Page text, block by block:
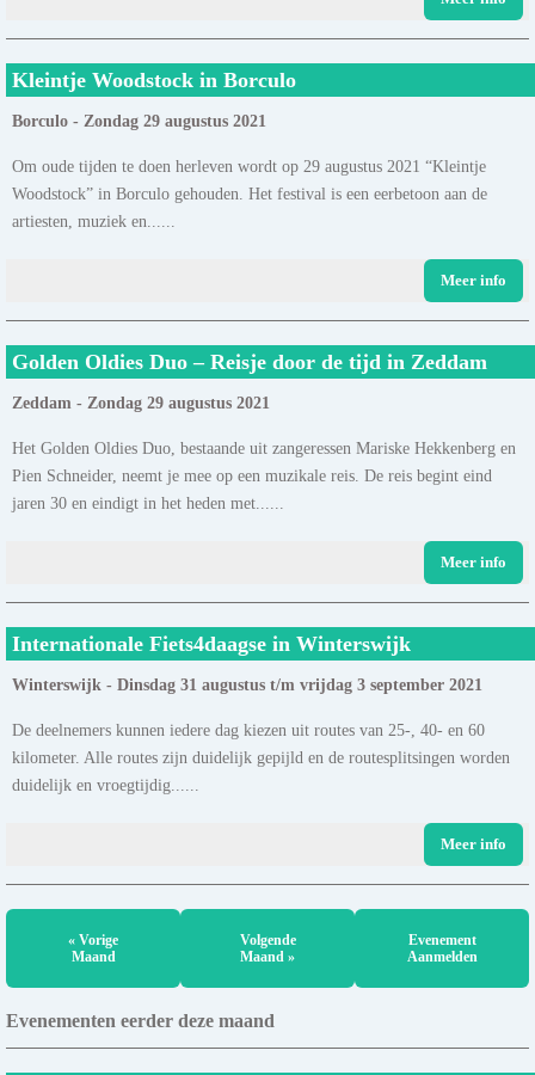
Kleintje Woodstock in Borculo
Borculo - Zondag 29 augustus 2021
Om oude tijden te doen herleven wordt op 29 augustus 2021 “Kleintje
Woodstock” in Borculo gehouden. Het festival is een eerbetoon aan de
artiesten, muziek en......
Meer info
Golden Oldies Duo – Reisje door de tijd in Zeddam
Zeddam - Zondag 29 augustus 2021
Het Golden Oldies Duo, bestaande uit zangeressen Mariske Hekkenberg en
Pien Schneider, neemt je mee op een muzikale reis. De reis begint eind
jaren 30 en eindigt in het heden met......
Meer info
Internationale Fiets4daagse in Winterswijk
Winterswijk - Dinsdag 31 augustus t/m vrijdag 3 september 2021
De deelnemers kunnen iedere dag kiezen uit routes van 25-, 40- en 60
kilometer. Alle routes zijn duidelijk gepijld en de routesplitsingen worden
duidelijk en vroegtijdig......
Meer info
« Vorige
Maand
Volgende
Maand »
Evenement
Aanmelden
Evenementen eerder deze maand